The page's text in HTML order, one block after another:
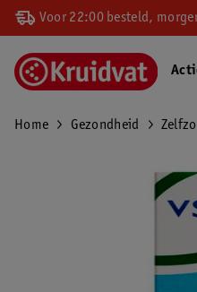
Voor 22:00 besteld,
Home Gezondheid